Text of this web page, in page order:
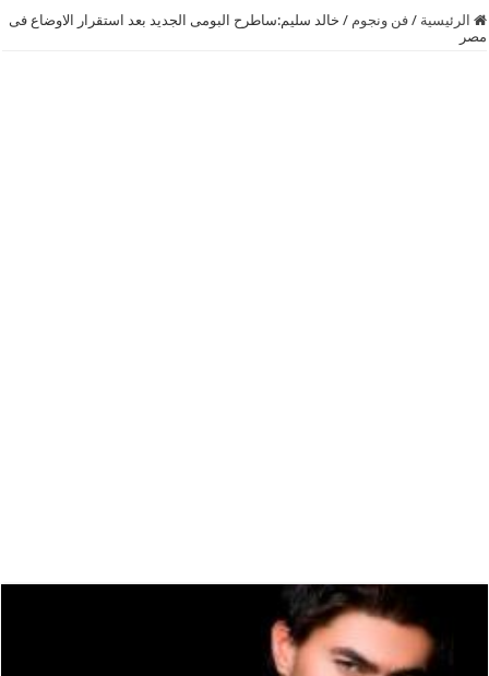
الرئيسية / فن ونجوم / خالد سليم:ساطرح البومى الجديد بعد استقرار الاوضاع فى
مصر